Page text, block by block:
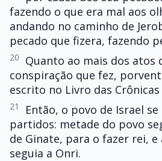
fazendo o que era mal aos
andando no caminho de
pecado que fizera, fazendo
20
Quanto ao mais dos atos
conspiração que fez,
escrito no Livro das Crônicas
21
Então, o povo de Israel
partidos: metade do povo
de Ginate, para o fazer rei,
seguia a Onri.